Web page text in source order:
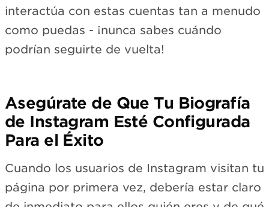
interactúa con estas cuentas tan a menudo
como puedas - ¡nunca sabes cuándo
podrían seguirte de vuelta!
Asegúrate de Que Tu Biografía
de Instagram Esté Configurada
Para el Éxito
Cuando los usuarios de Instagram visitan tu
página por primera vez, debería estar claro